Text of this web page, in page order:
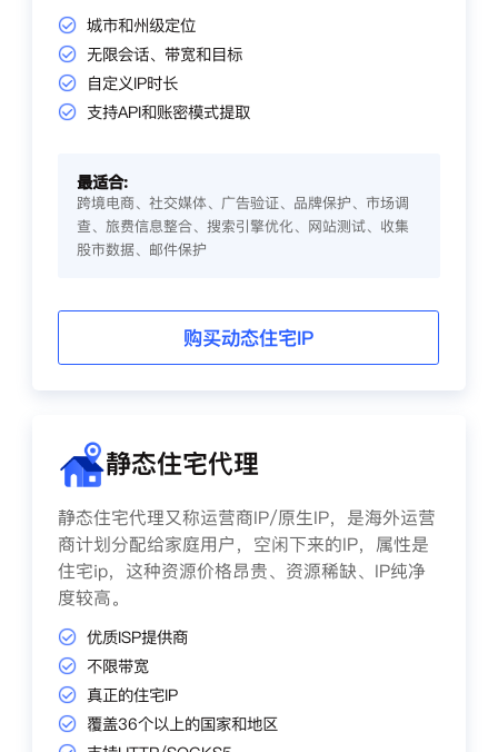
城市和州级定位
无限会话、带宽和目标
自定义IP时长
支持API和账密模式提取
最适合:
跨境电商、社交媒体、广告验证、品牌保护、市场调
查、旅费信息整合、搜索引擎优化、网站测试、收集
股市数据、邮件保护
购买动态住宅IP
静态住宅代理
静态住宅代理又称运营商IP/原生IP，是海外运营
商计划分配给家庭用户，空闲下来的IP，属性是
住宅ip，这种资源价格昂贵、资源稀缺、IP纯净
度较高。
优质ISP提供商
不限带宽
真正的住宅IP
覆盖36个以上的国家和地区